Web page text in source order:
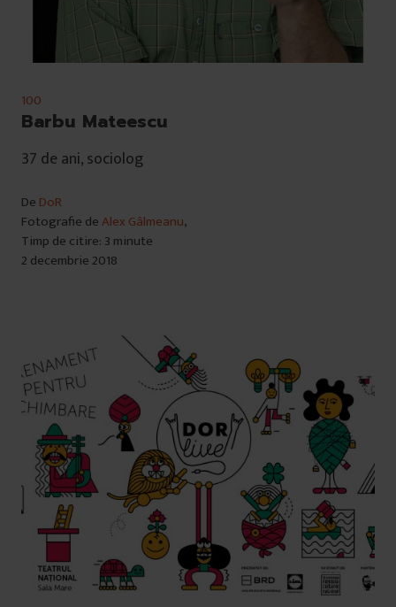
100
Barbu Mateescu
37 de ani, sociolog
De DoR
Fotografie deAlex Gâlmeanu,
Timp de citire: 3 minute
2 decembrie 2018